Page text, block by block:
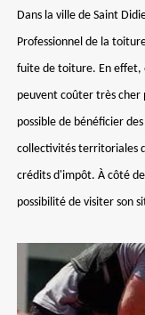
Dans la ville de Saint
Professionnel de la
fuite de toiture. En effet,
peuvent coûter très cher
possible de bénéficier
collectivités territoriales
crédits d'impôt. À côté de
possibilité de visiter son